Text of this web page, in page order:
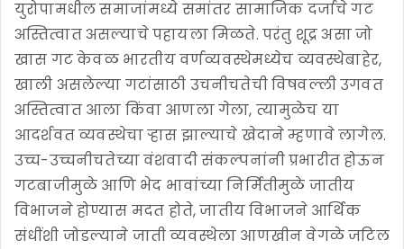
युरोपामधील समाजांमध्ये समांतर सामाजिक दर्जाचे गट
अस्तित्वात असल्याचे पहायला मिळते. परंतु शूद्र असा जो
खास गट केवळ भारतीय वर्णव्यवस्थेमध्येच व्यवस्थेबाहेर,
खाली असलेल्या गटांसाठी उचनीचतेची विषवल्ली उगवत
अस्तित्वात आला किंवा आणला गेला, त्यामुळेच या
आदर्शवत व्यवस्थेचा ऱ्हास झाल्याचे खेदाने म्हणावे लागेल.
उच्च-उच्चनीचतेच्या वंशवादी संकल्पनांनी प्रभारीत होऊन
गटबाजीमुळे आणि भेद भावांच्या निर्मितीमुळे जातीय
विभाजने होण्यास मदत होते, जातीय विभाजने आर्थिक
संधींशी जोडल्याने जाती व्यवस्थेला आणखीन वेगळे जटिल